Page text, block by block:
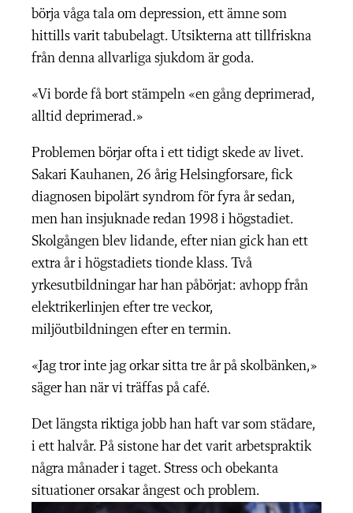
börja våga tala om depression, ett ämne som
hittills varit tabubelagt. Utsikterna att tillfriskna
från denna allvarliga sjukdom är goda.
«Vi borde få bort stämpeln «en gång deprimerad,
alltid deprimerad.»
Problemen börjar ofta i ett tidigt skede av livet.
Sakari Kauhanen, 26 årig Helsingforsare, fick
diagnosen bipolärt syndrom för fyra år sedan,
men han insjuknade redan 1998 i högstadiet.
Skolgången blev lidande, efter nian gick han ett
extra år i högstadiets tionde klass. Två
yrkesutbildningar har han påbörjat: avhopp från
elektrikerlinjen efter tre veckor,
miljöutbildningen efter en termin.
«Jag tror inte jag orkar sitta tre år på skolbänken,»
säger han när vi träffas på café.
Det längsta riktiga jobb han haft var som städare,
i ett halvår. På sistone har det varit arbetspraktik
några månader i taget. Stress och obekanta
situationer orsakar ångest och problem.